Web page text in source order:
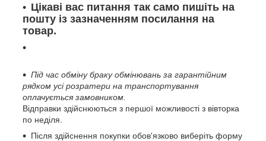
Цікаві вас питання так само пишіть на
пошту із зазначенням посилання на
товар.
Під час обміну браку обмінювань за гарантійним
рядком усі розратери на транспортування
оплачується замовником.
Відправки здійснюються з першої можливості з вівторка
по неділя.
Після здійснення покупки обов'язково виберіть форму